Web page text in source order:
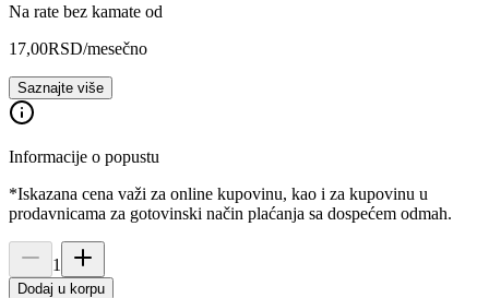
Na rate bez kamate od
17,00RSD/mesečno
Saznajte više
Informacije o popustu
*Iskazana cena važi za online kupovinu, kao i za kupovinu u
prodavnicama za gotovinski način plaćanja sa dospećem odmah.
1
Dodaj u korpu